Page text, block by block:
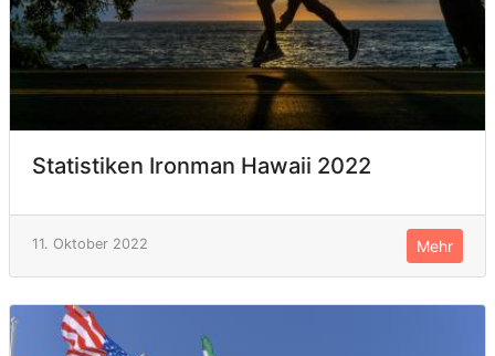
Statistiken Ironman Hawaii 2022
11. Oktober 2022 Mehr